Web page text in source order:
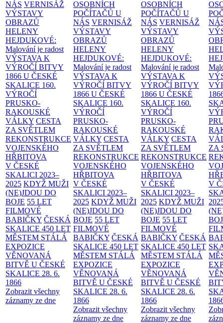
NÁS VERNISÁŽ
VÝSTAVY
OBRAZŮ
HELENY
HEJDUKOVÉ:
Malování je radost
VÝSTAVA K
VÝROČÍ BITVY
1866 U ČESKÉ
SKALICE 160.
VÝROČÍ
PRUSKO-
RAKOUSKÉ
VÁLKY CESTA
ZA SVĚTLEM
REKONSTRUKCE
VOJENSKÉHO
HŘBITOVA
V ČESKÉ
SKALICI 2023–
2025 KDYŽ MUŽI
(NE)JDOU DO
BOJE 55 LET
FILMOVÉ
BABIČKY ČESKÁ
SKALICE 450 LET
MĚSTEM STÁLÁ
EXPOZICE
VĚNOVANÁ
BITVĚ U ČESKÉ
SKALICE 28. 6.
1866
Zobrazit všechny
záznamy ze dne
OSOBNÍCH
POČÍTAČŮ U
NÁS VERNISÁŽ
VÝSTAVY
OBRAZŮ
HELENY
HEJDUKOVÉ:
Malování je radost
VÝSTAVA K
VÝROČÍ BITVY
1866 U ČESKÉ
SKALICE 160.
VÝROČÍ
PRUSKO-
RAKOUSKÉ
VÁLKY CESTA
ZA SVĚTLEM
REKONSTRUKCE
VOJENSKÉHO
HŘBITOVA
V ČESKÉ
SKALICI 2023–
2025 KDYŽ MUŽI
(NE)JDOU DO
BOJE 55 LET
FILMOVÉ
BABIČKY ČESKÁ
SKALICE 450 LET
MĚSTEM STÁLÁ
EXPOZICE
VĚNOVANÁ
BITVĚ U ČESKÉ
SKALICE 28. 6.
1866
Zobrazit všechny
záznamy ze dne
OSOBNÍCH
POČÍTAČŮ U
NÁS VERNISÁŽ
VÝSTAVY
OBRAZŮ
HELENY
HEJDUKOVÉ:
Malování je radost
VÝSTAVA K
VÝROČÍ BITVY
1866 U ČESKÉ
SKALICE 160.
VÝROČÍ
PRUSKO-
RAKOUSKÉ
VÁLKY CESTA
ZA SVĚTLEM
REKONSTRUKCE
VOJENSKÉHO
HŘBITOVA
V ČESKÉ
SKALICI 2023–
2025 KDYŽ MUŽI
(NE)JDOU DO
BOJE 55 LET
FILMOVÉ
BABIČKY ČESKÁ
SKALICE 450 LET
MĚSTEM STÁLÁ
EXPOZICE
VĚNOVANÁ
BITVĚ U ČESKÉ
SKALICE 28. 6.
1866
Zobrazit všechny
záznamy ze dne
ZA
V